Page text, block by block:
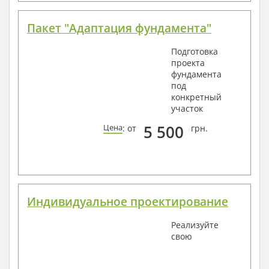
Пакет "Адаптация фундамента"
Подготовка
проекта
фундамента
под
конкретный
участок
Цена: от 5 500 грн.
Индивидуальное проектирование
Реализуйте
свою